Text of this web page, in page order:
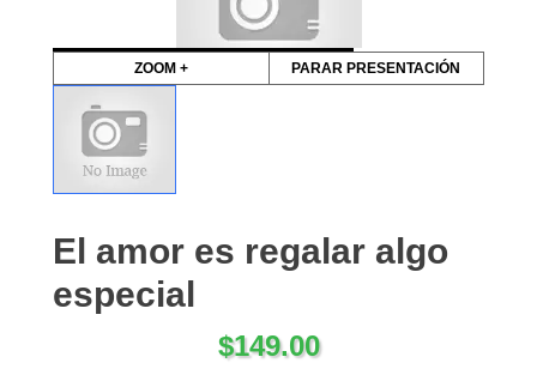
ZOOM + PARAR PRESENTACIÓN
El amor es regalar algo
especial
$149.00